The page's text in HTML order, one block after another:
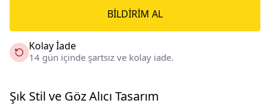
BILDIRIM AL
Kolay İade
14 gün içinde şartsız ve kolay iade.
Şık Stil ve Göz Alıcı Tasarım